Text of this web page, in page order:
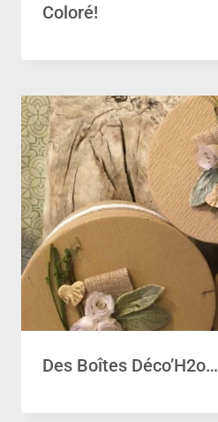
Coloré!
Des Boîtes Déco’H2o…